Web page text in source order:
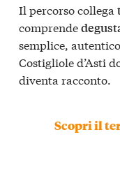
Il percorso collega
comprende
semplice,
Costigliole d’Asti
diventa racconto.
Scopri il